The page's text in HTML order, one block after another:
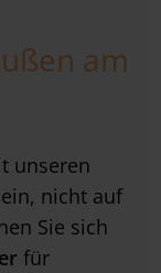
am
unseren
nicht auf
Sie sich
für